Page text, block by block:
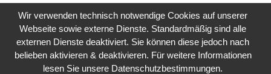
China
China Presse
Cold Case
Cold Case
Wir verwenden technisch notwendige Cookies auf unserer
Webseite sowie externe Dienste. Standardmäßig sind alle
externen Dienste deaktiviert. Sie können diese jedoch nach
belieben aktivieren & deaktivieren. Für weitere Informationen
lesen Sie unsere Datenschutzbestimmungen.